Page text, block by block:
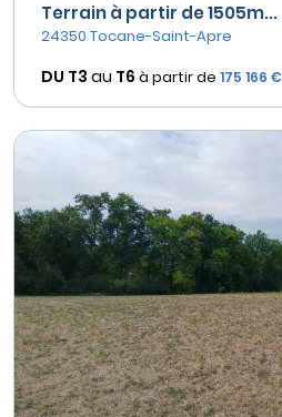
Terrain à partir de 1505m...
24350 Tocane-Saint-Apre
DU T3 au T6 à partir de 175 166 €